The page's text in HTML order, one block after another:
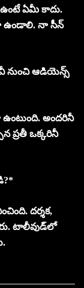
ఉంటే ఏమీ కాదు.
ఉండాలి. నా సీన్
నుంచి ఆడియెన్స్
అందరినీ
ప్రతీ ఒక్కరినీ
దర్శక,
టాలీవుడ్‌లో